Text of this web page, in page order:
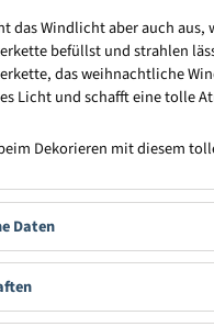
das Windlicht aber auch aus,
befüllst und strahlen
das weihnachtliche
Licht und schafft eine tolle
Dekorieren mit diesem
Daten